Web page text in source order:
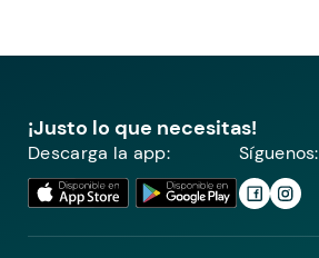
¡Justo lo que necesitas!
Descarga la app: Síguenos: